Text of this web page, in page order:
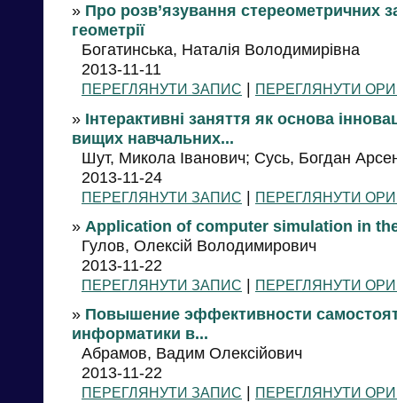
» Про розв’язування стереометричних
геометрії
Богатинська, Наталія Володимирівна
2013-11-11
ПЕРЕГЛЯНУТИ ЗАПИС | ПЕРЕГЛЯНУТИ
» Інтерактивні заняття як основа
вищих навчальних...
Шут, Микола Іванович; Сусь, Богдан
2013-11-24
ПЕРЕГЛЯНУТИ ЗАПИС | ПЕРЕГЛЯНУТИ
» Application of computer simulation in
Гулов, Олексій Володимирович
2013-11-22
ПЕРЕГЛЯНУТИ ЗАПИС | ПЕРЕГЛЯНУТИ
» Повышение эффективности
информатики в...
Абрамов, Вадим Олексійович
2013-11-22
ПЕРЕГЛЯНУТИ ЗАПИС | ПЕРЕГЛЯНУТИ